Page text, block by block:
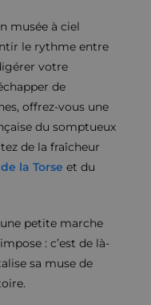
musée à ciel
le rythme entre
votre
de
offrez-vous une
du somptueux
de la fraîcheur
la Torse et du
une petite marche
: c’est de là-
sa muse de